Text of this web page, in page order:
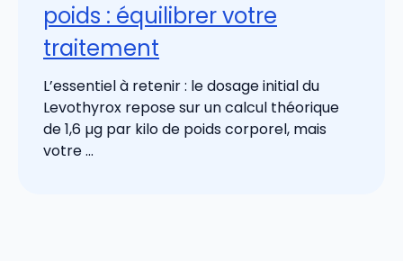
poids : équilibrer votre
traitement
L’essentiel à retenir : le dosage initial du
Levothyrox repose sur un calcul théorique
de 1,6 µg par kilo de poids corporel, mais
votre ...